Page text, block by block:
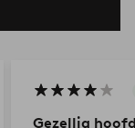
Gezellig